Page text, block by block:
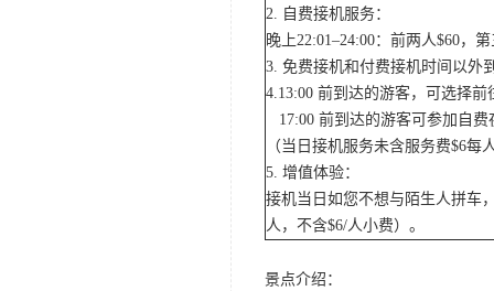
2. 自费接机服务：
晚上22:01–24:00：前两人$60，
3. 免费接机和付费接机时间以外
4.13:00 前到达的游客，可选择
17:00 前到达的游客可参加自
（当日接机服务未含服务费$6每
5. 增值体验：
接机当日如您不想与陌生人拼车
人，不含$6/人小费）。
景点介绍：